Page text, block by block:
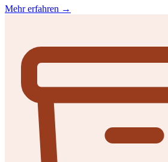
Mehr erfahren →